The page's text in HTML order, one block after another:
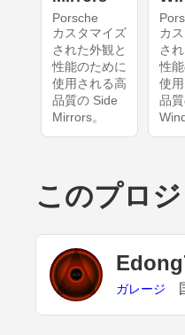
Porsche
カスタマイズ
された外観と
性能のために
使用される高
品質の Side
Mirrors。
カ
さ
性
使
品
このプロ
ガレージ